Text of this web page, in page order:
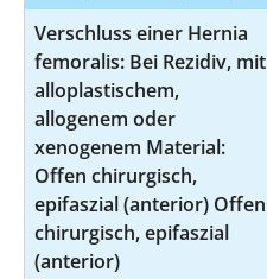
Verschluss einer Hernia
femoralis: Bei Rezidiv, mit
alloplastischem,
allogenem oder
xenogenem Material:
Offen chirurgisch,
epifaszial (anterior) Offen
chirurgisch, epifaszial
(anterior)